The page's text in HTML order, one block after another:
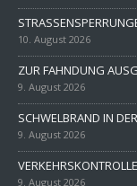
10. August 2026
ZUR FAHNDUNG
9. August 2026
SCHWELBRAND IN
9. August 2026
9. August 2026